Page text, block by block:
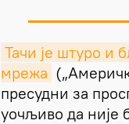
Тачи је штуро и
мрежа
пресудни за
уочљиво да није